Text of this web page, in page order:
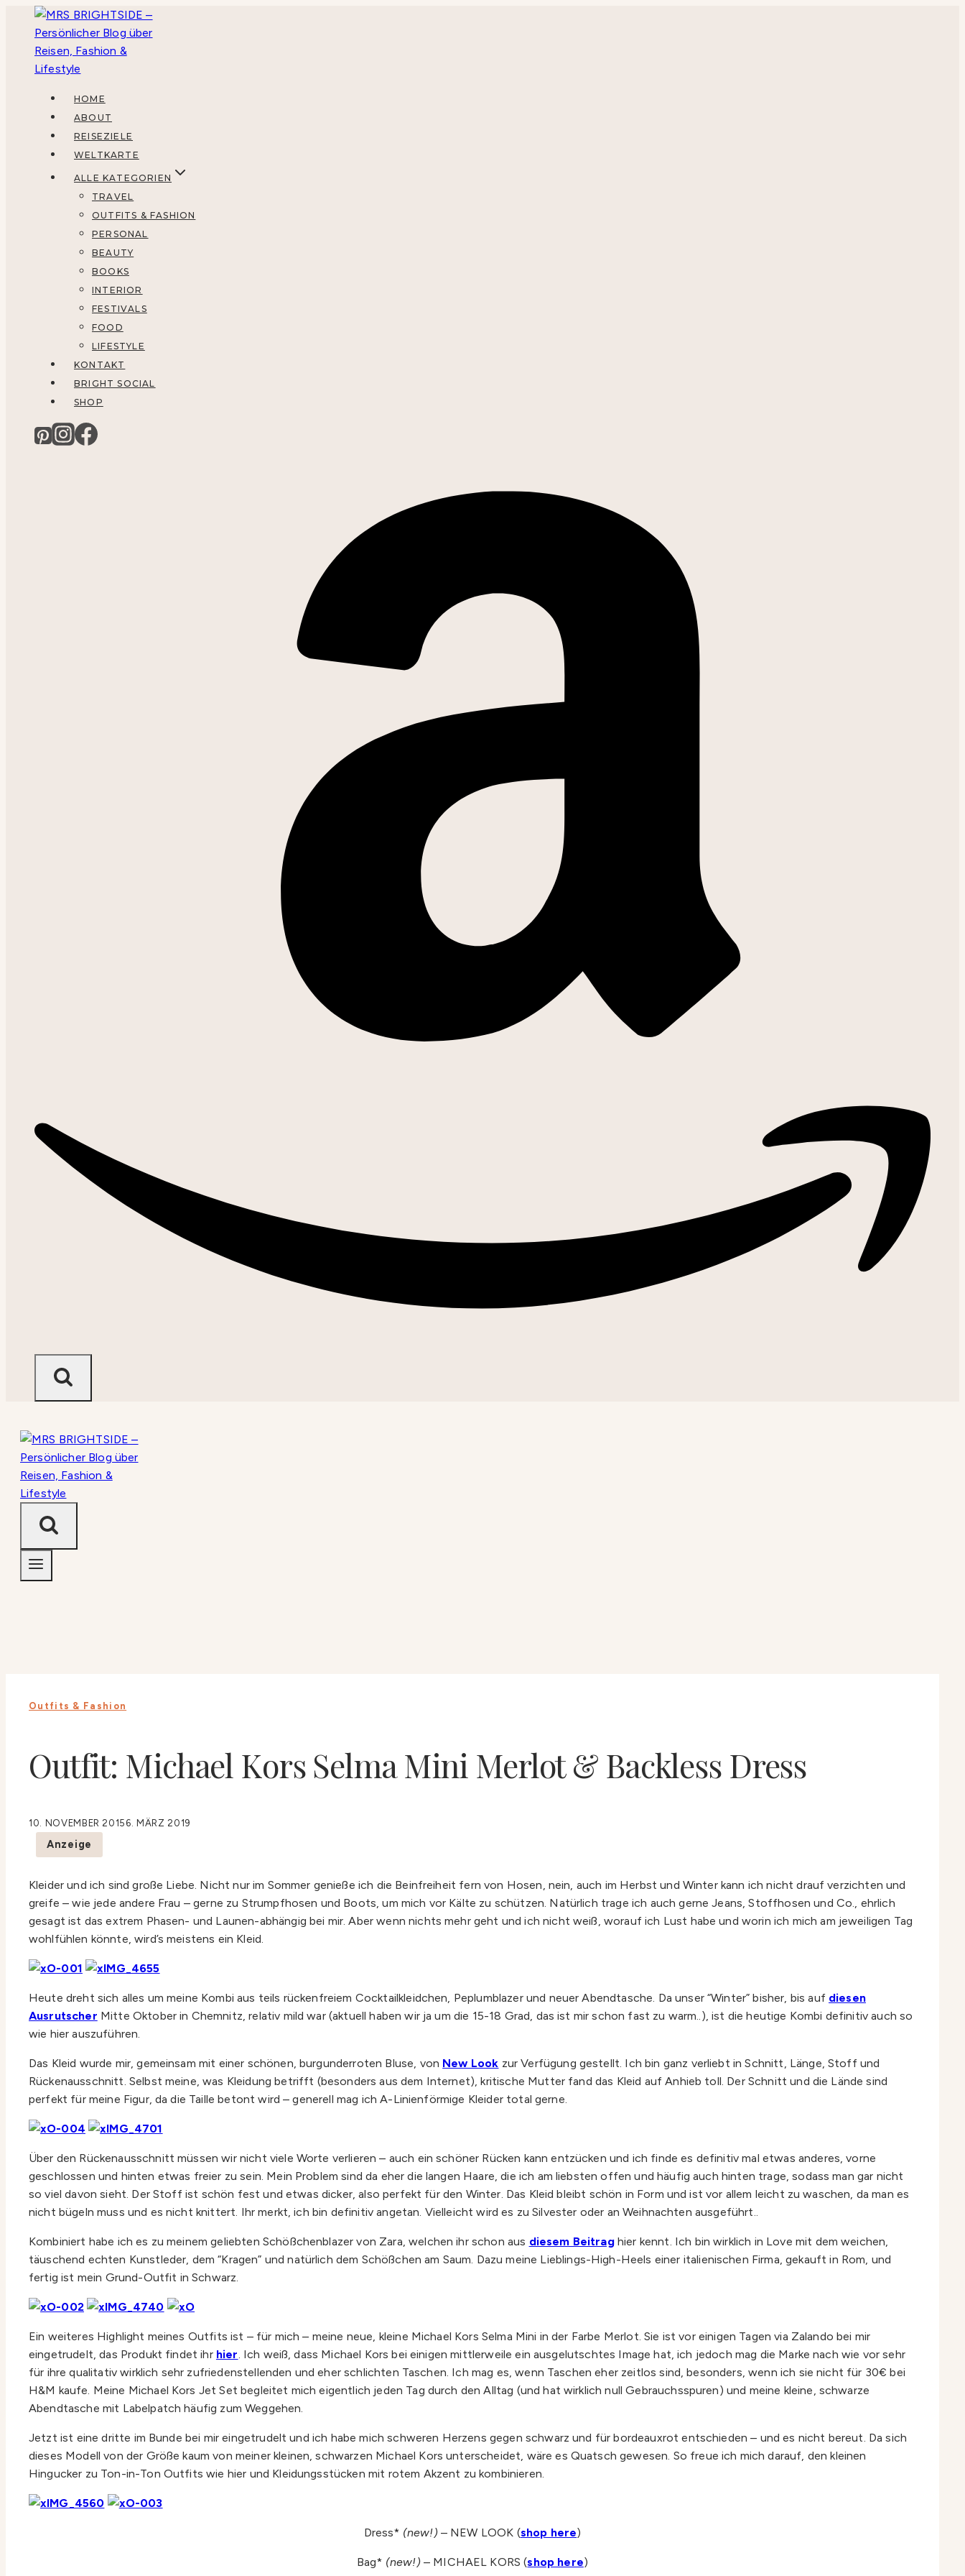
springen
HOME
ABOUT
REISEZIELE
WELTKARTE
ALLE KATEGORIEN
TRAVEL
OUTFITS & FASHION
PERSONAL
BEAUTY
BOOKS
INTERIOR
FESTIVALS
FOOD
LIFESTYLE
KONTAKT
BRIGHT SOCIAL
SHOP
Outfits & Fashion
Outfit: Michael Kors Selma Mini Merlot & Backless Dress
10. NOVEMBER 2015 6. MÄRZ 2019
Anzeige
Kleider und ich sind große Liebe. Nicht nur im Sommer genieße ich die Beinfreiheit fern von Hosen, nein, auch im Herbst und Winter kann ich nicht drauf verzichten und
greife – wie jede andere Frau – gerne zu Strumpfhosen und Boots, um mich vor Kälte zu schützen. Natürlich trage ich auch gerne Jeans, Stoffhosen und Co., ehrlich
gesagt ist das extrem Phasen- und Launen-abhängig bei mir. Aber wenn nichts mehr geht und ich nicht weiß, worauf ich Lust habe und worin ich mich am jeweiligen Tag
wohlfühlen könnte, wird’s meistens ein Kleid.
Heute dreht sich alles um meine Kombi aus teils rückenfreiem Cocktailkleidchen, Peplumblazer und neuer Abendtasche. Da unser “Winter” bisher, bis auf diesen
Ausrutscher Mitte Oktober in Chemnitz, relativ mild war (aktuell haben wir ja um die 15-18 Grad, das ist mir schon fast zu warm..), ist die heutige Kombi definitiv auch so
wie hier auszuführen.
Das Kleid wurde mir, gemeinsam mit einer schönen, burgunderroten Bluse, von New Look zur Verfügung gestellt. Ich bin ganz verliebt in Schnitt, Länge, Stoff und
Rückenausschnitt. Selbst meine, was Kleidung betrifft (besonders aus dem Internet), kritische Mutter fand das Kleid auf Anhieb toll. Der Schnitt und die Lände sind
perfekt für meine Figur, da die Taille betont wird – generell mag ich A-Linienförmige Kleider total gerne.
Über den Rückenausschnitt müssen wir nicht viele Worte verlieren – auch ein schöner Rücken kann entzücken und ich finde es definitiv mal etwas anderes, vorne
geschlossen und hinten etwas freier zu sein. Mein Problem sind da eher die langen Haare, die ich am liebsten offen und häufig auch hinten trage, sodass man gar nicht
so viel davon sieht. Der Stoff ist schön fest und etwas dicker, also perfekt für den Winter. Das Kleid bleibt schön in Form und ist vor allem leicht zu waschen, da man es
nicht bügeln muss und es nicht knittert. Ihr merkt, ich bin definitiv angetan. Vielleicht wird es zu Silvester oder an Weihnachten ausgeführt..
Kombiniert habe ich es zu meinem geliebten Schößchenblazer von Zara, welchen ihr schon aus diesem Beitraghier kennt. Ich bin wirklich in Love mit dem weichen,
täuschend echten Kunstleder, dem “Kragen” und natürlich dem Schößchen am Saum. Dazu meine Lieblings-High-Heels einer italienischen Firma, gekauft in Rom, und
fertig ist mein Grund-Outfit in Schwarz.
Ein weiteres Highlight meines Outfits ist – für mich – meine neue, kleine Michael Kors Selma Mini in der Farbe Merlot. Sie ist vor einigen Tagen via Zalando bei mir
eingetrudelt, das Produkt findet ihr hier. Ich weiß, dass Michael Kors bei einigen mittlerweile ein ausgelutschtes Image hat, ich jedoch mag die Marke nach wie vor sehr
für ihre qualitativ wirklich sehr zufriedenstellenden und eher schlichten Taschen. Ich mag es, wenn Taschen eher zeitlos sind, besonders, wenn ich sie nicht für 30€ bei
H&M kaufe. Meine Michael Kors Jet Set begleitet mich eigentlich jeden Tag durch den Alltag (und hat wirklich null Gebrauchsspuren) und meine kleine, schwarze
Abendtasche mit Labelpatch häufig zum Weggehen.
Jetzt ist eine dritte im Bunde bei mir eingetrudelt und ich habe mich schweren Herzens gegen schwarz und für bordeauxrot entschieden – und es nicht bereut. Da sich
dieses Modell von der Größe kaum von meiner kleinen, schwarzen Michael Kors unterscheidet, wäre es Quatsch gewesen. So freue ich mich darauf, den kleinen
Hingucker zu Ton-in-Ton Outfits wie hier und Kleidungsstücken mit rotem Akzent zu kombinieren.
Dress* (new!) – NEW LOOK (shop here)
Bag* (new!) – MICHAEL KORS (shop here)